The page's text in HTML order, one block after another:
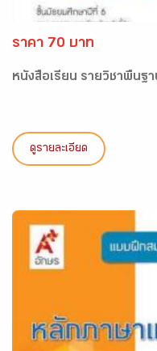
ราคา 70 บาท
หนังสือเรียน รายวิชาพื้นฐ
ดูรายละเอียด